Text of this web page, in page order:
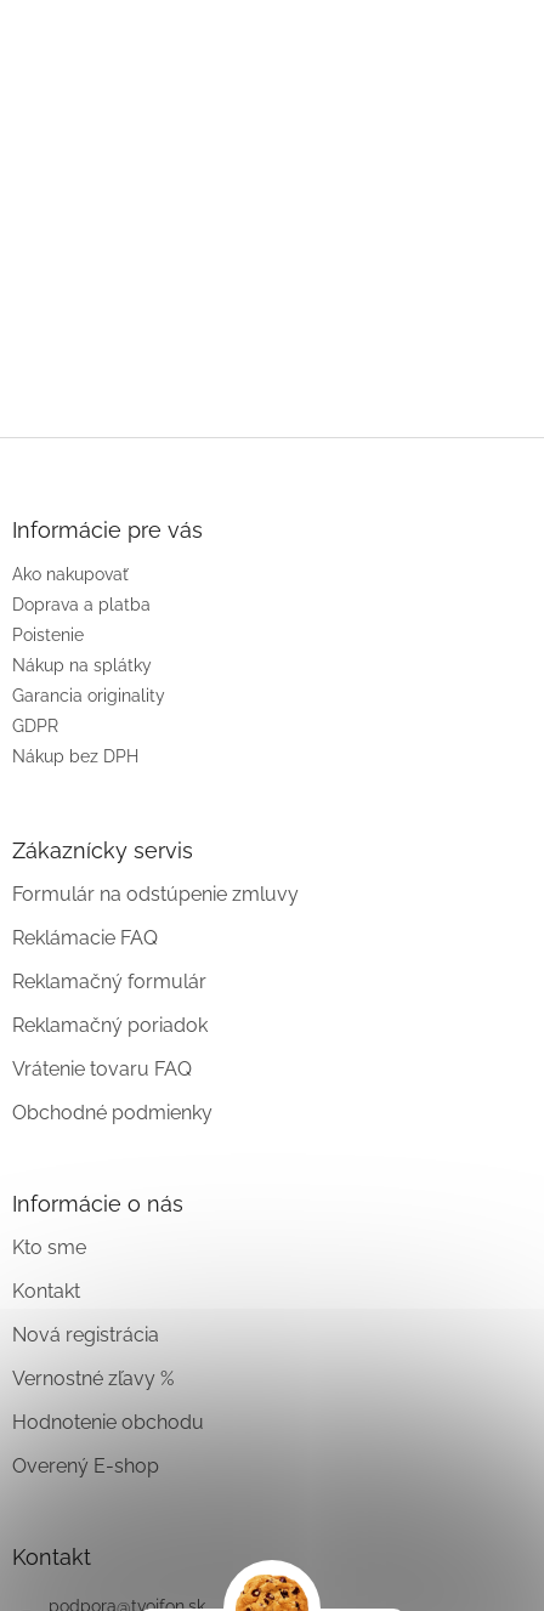
Informácie pre vás
Ako nakupovať
Doprava a platba
Poistenie
Nákup na splátky
Garancia originality
GDPR
Nákup bez DPH
Zákaznícky servis
Formulár na odstúpenie zmluvy
Reklámacie FAQ
Reklamačný formulár
Reklamačný poriadok
Vrátenie tovaru FAQ
Obchodné podmienky
Informácie o nás
Kto sme
Kontakt
Nová registrácia
Vernostné zľavy %
Hodnotenie obchodu
Overený E-shop
Kontakt
podpora@tvojfon.sk